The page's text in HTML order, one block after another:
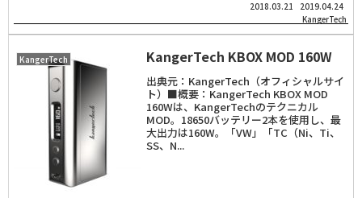
2018.03.21
2019.04.24
KangerTech
KangerTech KangerTech KBOX MOD 160W
出典元：KangerTech（オフィシャルサイ
ト）■概要：KangerTech KBOX MOD
160Wは、KangerTechのテクニカル
MOD。18650バッテリー2本を使用し、最
大出力は160W。「VW」「TC（Ni、Ti、
SS、N...